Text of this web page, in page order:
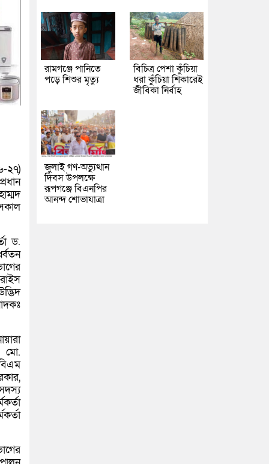
২৭)
ড.
মো.
রামগঞ্জে পানিতে
পড়ে শিশুর মৃত্যু
বিচিত্র পেশা কুঁচিয়া
ধরা কুঁচিয়া শিকারেই
জীবিকা নির্বাহ
জুলাই গণ-অভ্যুত্থান
দিবস উপলক্ষে
রূপগঞ্জে বিএনপির
আনন্দ শোভাযাত্রা